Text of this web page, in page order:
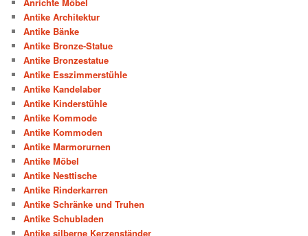
Antike Architektur
Antike Bänke
Antike Bronze-Statue
Antike Bronzestatue
Antike Esszimmerstühle
Antike Kandelaber
Antike Kinderstühle
Antike Kommode
Antike Kommoden
Antike Marmorurnen
Antike Möbel
Antike Nesttische
Antike Rinderkarren
Antike Schränke und Truhen
Antike Schubladen
Antike silberne Kerzenständer